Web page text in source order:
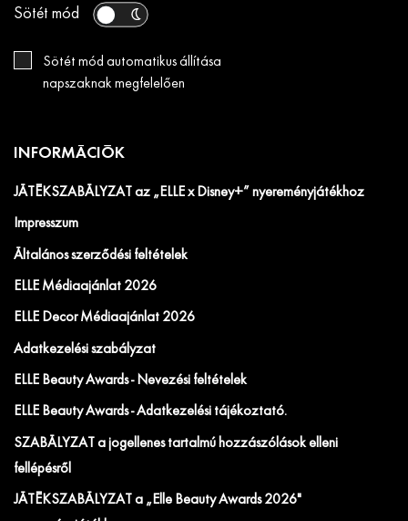
Sötét mód
Sötét mód automatikus állítása
napszaknak megfelelően
INFORMÁCIÓK
JÁTÉKSZABÁLYZAT az „ELLE x Disney+” nyereményjátékhoz
Impresszum
Általános szerződési feltételek
ELLE Médiaajánlat 2026
ELLE Decor Médiaajánlat 2026
Adatkezelési szabályzat
ELLE Beauty Awards - Nevezési feltételek
ELLE Beauty Awards - Adatkezelési tájékoztató.
SZABÁLYZAT a jogellenes tartalmú hozzászólások elleni
fellépésről
JÁTÉKSZABÁLYZAT a „Elle Beauty Awards 2026"